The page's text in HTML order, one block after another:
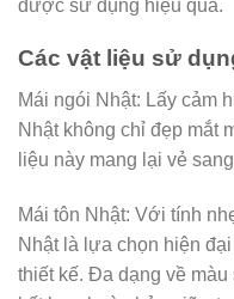
được sử dụng hiệu quả.
Các vật liệu sử
Mái ngói Nhật: Lấy cảm
Nhật không chỉ đẹp mắt
liệu này mang lại vẻ
Mái tôn Nhật: Với tính
Nhật là lựa chọn hiện
thiết kế. Đa dạng về